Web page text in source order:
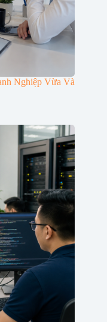
Nghiệp Vừa Và